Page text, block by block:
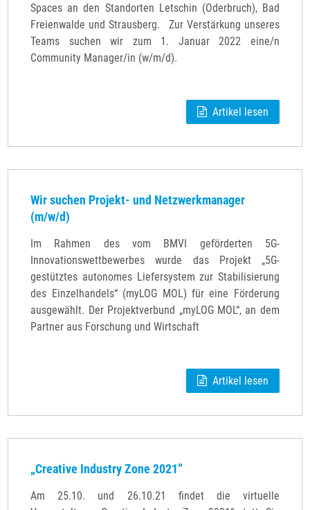
Spaces an den Standorten Letschin (Oderbruch), Bad
Freienwalde und Strausberg. Zur Verstärkung unseres
Teams suchen wir zum 1. Januar 2022 eine/n
Community Manager/in (w/m/d).
Artikel lesen
Wir suchen Projekt- und Netzwerkmanager
(m/w/d)
Im Rahmen des vom BMVI geförderten 5G-
Innovationswettbewerbes wurde das Projekt „5G-
gestütztes autonomes Liefersystem zur Stabilisierung
des Einzelhandels“ (myLOG MOL) für eine Förderung
ausgewählt. Der Projektverbund „myLOG MOL“, an dem
Partner aus Forschung und Wirtschaft
Artikel lesen
„Creative Industry Zone 2021”
Am 25.10. und 26.10.21 findet die virtuelle